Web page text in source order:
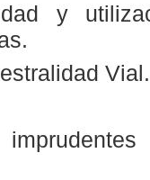
y
Vial.